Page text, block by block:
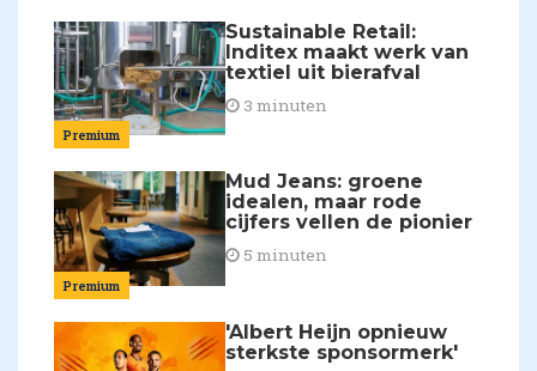
Premium
Sustainable Retail:
Inditex maakt werk van
textiel uit bierafval
3 minuten
Premium
Mud Jeans: groene
idealen, maar rode
cijfers vellen de pionier
5 minuten
'Albert Heijn opnieuw
sterkste sponsormerk'